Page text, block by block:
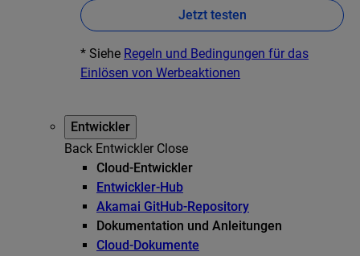
Jetzt testen
* Siehe Regeln und Bedingungen für das
Einlösen von Werbeaktionen
Entwickler
Back Entwickler Close
Cloud-Entwickler
Entwickler-Hub
Akamai GitHub-Repository
Dokumentation und Anleitungen
Cloud-Dokumente